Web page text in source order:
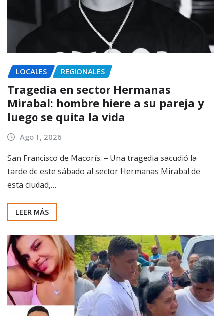
LOCALES REGIONALES
Tragedia en sector Hermanas
Mirabal: hombre hiere a su pareja y
luego se quita la vida
Ago 1, 2026
San Francisco de Macorís. – Una tragedia sacudió la
tarde de este sábado al sector Hermanas Mirabal de
esta ciudad,…
LEER MÁS